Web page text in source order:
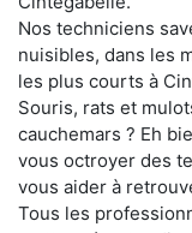
Nos techniciens
nuisibles, dans les
les plus courts à
Souris, rats et
cauchemars ? Eh
vous octroyer des
vous aider à
Tous les